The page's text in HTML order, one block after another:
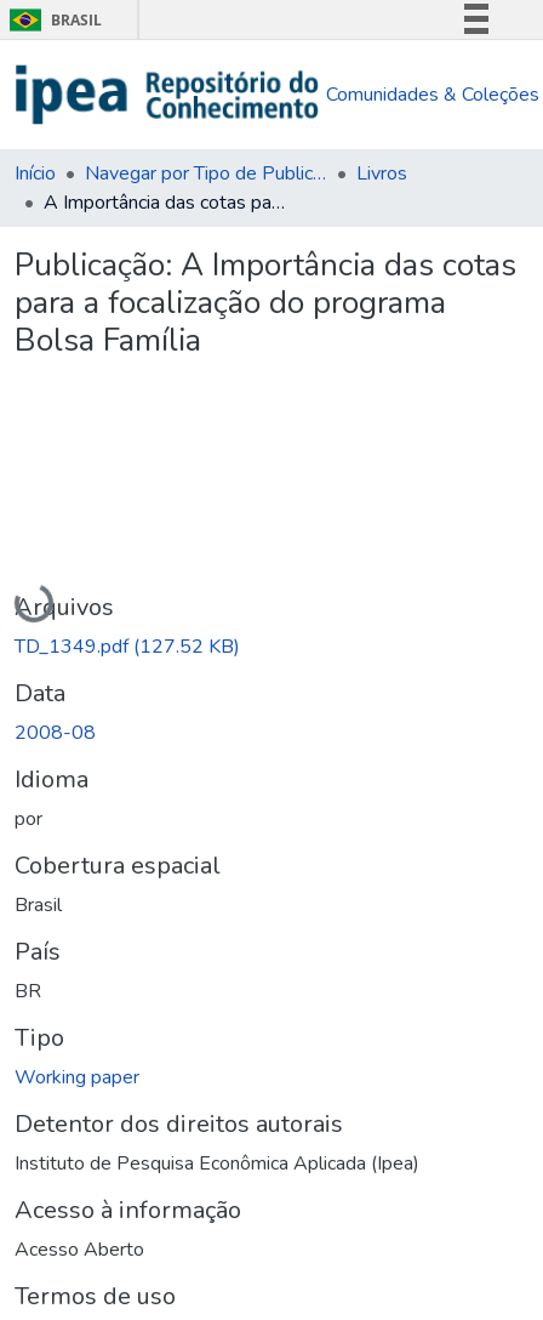
BRASIL
Comunica BR
Acesso à informação
Comunidades & Coleções
Início Navegar por Tipo de Publicação
Livros
A Importância das cotas para a focalização do programa Bolsa Família
Publicação: A Importância das cotas
para a focalização do programa
Bolsa Família
Carregando...
Arquivos
TD_1349.pdf(127.52 KB)
Data
2008-08
Idioma
por
Cobertura espacial
Brasil
País
BR
Tipo
Working paper
Detentor dos direitos autorais
Instituto de Pesquisa Econômica Aplicada (Ipea)
Acesso à informação
Acesso Aberto
Termos de uso